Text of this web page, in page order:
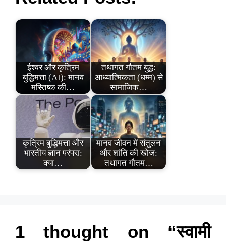
ईश्वर और कृत्रिम
बुद्धिमत्ता (AI): मानव
मस्तिष्क की…
तथागत गौतम बुद्ध:
आध्यात्मिकता (धम्म) से
सामाजिक…
कृत्रिम बुद्धिमत्ता और
भारतीय ज्ञान परंपरा:
क्या…
मानव जीवन में संतुलन
और शांति की खोज:
तथागत गौतम…
1 thought on “स्वामी